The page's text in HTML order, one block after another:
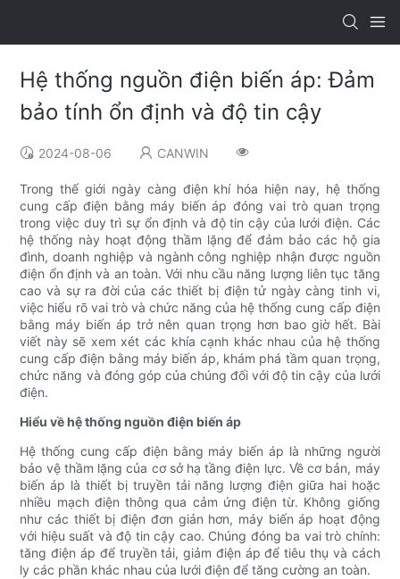
Hệ thống nguồn điện biến áp: Đảm
bảo tính ổn định và độ tin cậy
2024-08-06 CANWIN
Trong thế giới ngày càng điện khí hóa hiện nay, hệ thống
cung cấp điện bằng máy biến áp đóng vai trò quan trọng
trong việc duy trì sự ổn định và độ tin cậy của lưới điện. Các
hệ thống này hoạt động thầm lặng để đảm bảo các hộ gia
đình, doanh nghiệp và ngành công nghiệp nhận được nguồn
điện ổn định và an toàn. Với nhu cầu năng lượng liên tục tăng
cao và sự ra đời của các thiết bị điện tử ngày càng tinh vi,
việc hiểu rõ vai trò và chức năng của hệ thống cung cấp điện
bằng máy biến áp trở nên quan trọng hơn bao giờ hết. Bài
viết này sẽ xem xét các khía cạnh khác nhau của hệ thống
cung cấp điện bằng máy biến áp, khám phá tầm quan trọng,
chức năng và đóng góp của chúng đối với độ tin cậy của lưới
điện.
Hiểu về hệ thống nguồn điện biến áp
Hệ thống cung cấp điện bằng máy biến áp là những người
bảo vệ thầm lặng của cơ sở hạ tầng điện lực. Về cơ bản, máy
biến áp là thiết bị truyền tải năng lượng điện giữa hai hoặc
nhiều mạch điện thông qua cảm ứng điện từ. Không giống
như các thiết bị điện đơn giản hơn, máy biến áp hoạt động
với hiệu suất và độ tin cậy cao. Chúng đóng ba vai trò chính:
tăng điện áp để truyền tải, giảm điện áp để tiêu thụ và cách
ly các phần khác nhau của lưới điện để tăng cường an toàn.